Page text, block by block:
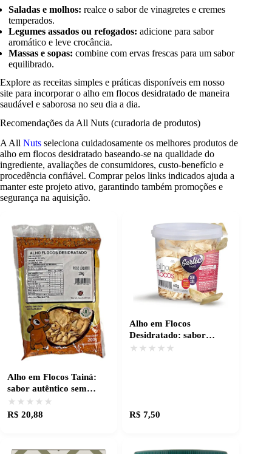
Saladas e molhos: realce o sabor de vinagretes e cremes
temperados.
Legumes assados ou refogados: adicione para sabor
aromático e leve crocância.
Massas e sopas: combine com ervas frescas para um sabor
equilibrado.
Explore as receitas simples e práticas disponíveis em nosso
site para incorporar o alho em flocos desidratado de maneira
saudável e saborosa no seu dia a dia.
Recomendações da All Nuts (curadoria de produtos)
A All Nuts seleciona cuidadosamente os melhores produtos de
alho em flocos desidratado baseando-se na qualidade do
ingrediente, avaliações de consumidores, custo-benefício e
procedência confiável. Comprar pelos links indicados ajuda a
manter este projeto ativo, garantindo também promoções e
segurança na aquisição.
Alho em Flocos Tainá:
sabor autêntico sem
trabalho extra
★★★★★
★★★★★
R$ 20,88
Alho em Flocos
Desidratado: sabor
intenso e sem desperdício
★★★★★
★★★★★
R$ 7,50